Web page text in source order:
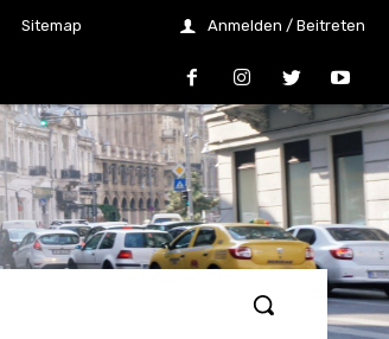
Sitemap Anmelden / Beitreten